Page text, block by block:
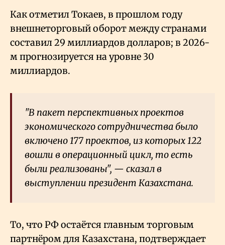
Как отметил Токаев, в прошлом году
внешнеторговый оборот между странами
составил 29 миллиардов долларов; в 2026-
м прогнозируется на уровне 30
миллиардов.
"В пакет перспективных проектов
экономического сотрудничества было
включено 177 проектов, из которых 122
вошли в операционный цикл, то есть
были реализованы", — сказал в
выступлении президент Казахстана.
То, что РФ остаётся главным торговым
партнёром для Казахстана, подтверждает